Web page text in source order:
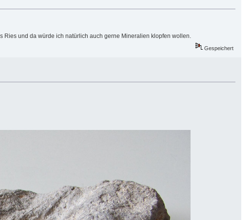
und da würde ich natürlich auch gerne Mineralien klopfen wollen.
Gespeichert